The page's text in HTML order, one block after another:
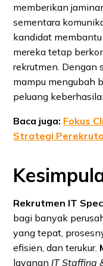
memberikan
sementara
kandidat
mereka tetap
rekrutmen. Dengan
mampu mengubah
peluang
Baca juga: Fokus
Strategi
Rekrutmen IT
bagi banyak
yang tepat,
efisien, dan terukur.
layanan IT Staffing